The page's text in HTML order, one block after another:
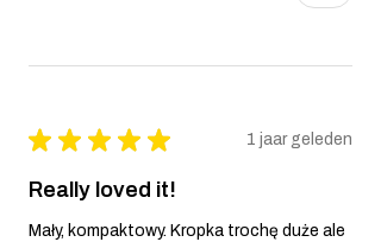
★ ★ ★ ★ ★ 1 jaar geleden
Really loved it!
Mały, kompaktowy. Kropka trochę duże ale